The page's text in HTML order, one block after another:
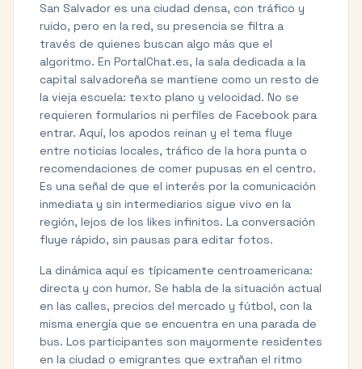
San Salvador es una ciudad densa, con tráfico y
ruido, pero en la red, su presencia se filtra a
través de quienes buscan algo más que el
algoritmo. En PortalChat.es, la sala dedicada a la
capital salvadoreña se mantiene como un resto de
la vieja escuela: texto plano y velocidad. No se
requieren formularios ni perfiles de Facebook para
entrar. Aquí, los apodos reinan y el tema fluye
entre noticias locales, tráfico de la hora punta o
recomendaciones de comer pupusas en el centro.
Es una señal de que el interés por la comunicación
inmediata y sin intermediarios sigue vivo en la
región, lejos de los likes infinitos. La conversación
fluye rápido, sin pausas para editar fotos.
La dinámica aquí es típicamente centroamericana:
directa y con humor. Se habla de la situación actual
en las calles, precios del mercado y fútbol, con la
misma energía que se encuentra en una parada de
bus. Los participantes son mayormente residentes
en la ciudad o emigrantes que extrañan el ritmo